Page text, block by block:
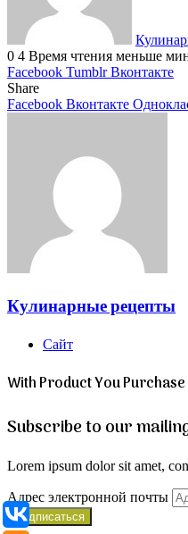
0 4 Время чтения меньше
Facebook Tumblr Вконтакте
Share
Facebook Вконтакте
Кулинарные рецепты
Сайт
With Product You Purchase
Subscribe to our
Lorem ipsum dolor sit amet,
Адрес электронной почты